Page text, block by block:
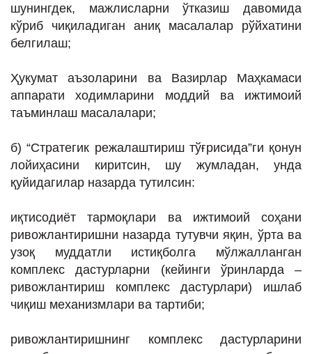
шунингдек, мажлисларни ўтказиш давомида
кўриб чиқиладиган аниқ масалалар рўйхатини
белгилаш;
Ҳукумат аъзоларини ва Вазирлар Маҳкамаси
аппарати ходимларини моддий ва ижтимоий
таъминлаш масалалари;
б) “Стратегик режалаштириш тўғрисида”ги қонун
лойиҳасини киритсин, шу жумладан, унда
қуйидагилар назарда тутилсин:
иқтисодиёт тармоқлари ва ижтимоий соҳани
ривожлантиришни назарда тутувчи яқин, ўрта ва
узоқ муддатли истиқболга мўлжалланган
комплекс дастурларни (кейинги ўринларда –
ривожлантириш комплекс дастурлари) ишлаб
чиқиш механизмлари ва тартиби;
ривожлантиришнинг комплекс дастурларини